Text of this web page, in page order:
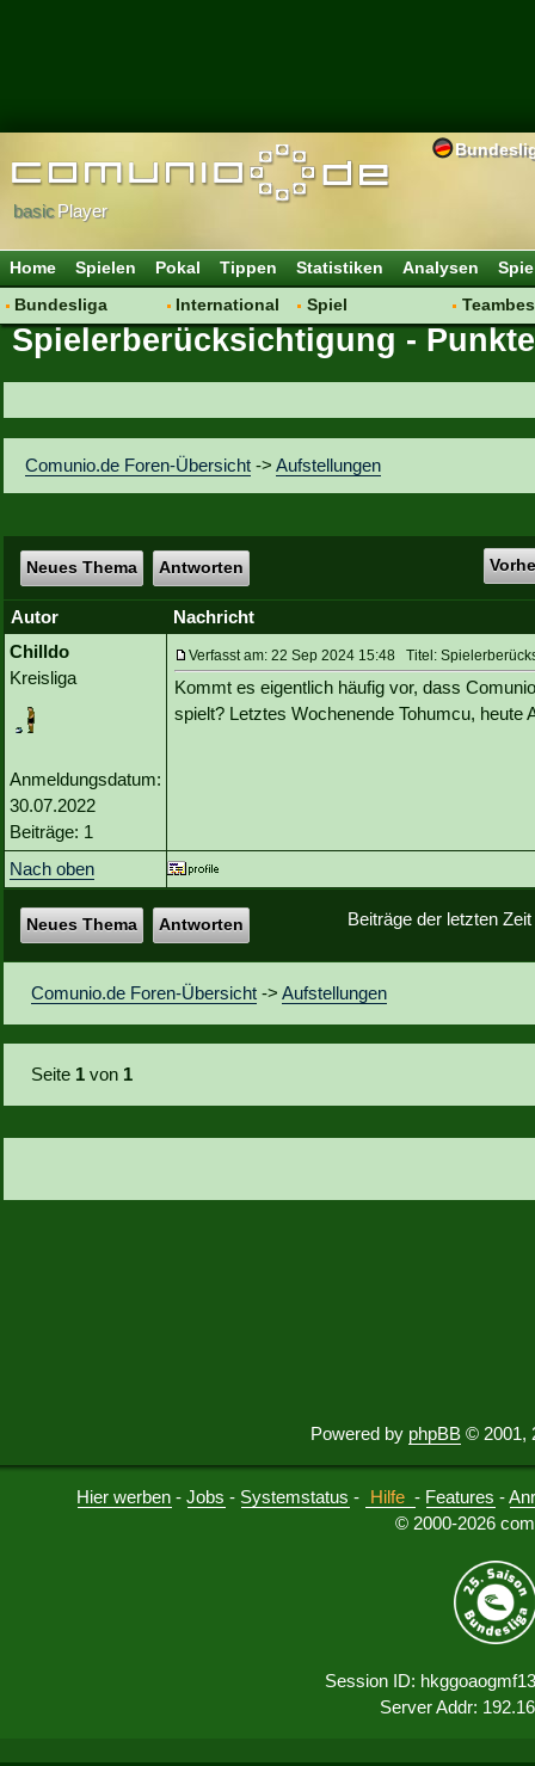
basicPlayer
Home Spielen Pokal Tippen Statistiken Analysen
Bundesliga
Hot News
Vereinsdiskussion
Vereinsfragen
International
Vereine
Spiel
Regeln & Tipps
Spielerberücksichtigung -
Comunio.de Foren-Übersicht ->Aufstellungen
Neues Thema Antworten
Autor
Nachricht
Chilldo
Kreisliga
Anmeldungsdatum:
30.07.2022
Beiträge: 1
Verfasst am: 22 Sep 2024 15:48 Titel:
Kommt es eigentlich häufig vor, dass
spielt? Letztes Wochenende Tohumcu, heute
Nach oben
Beiträge der letzten
Neues Thema Antworten
Comunio.de Foren-Übersicht ->Aufstellungen
Seite 1 von 1
Powered by phpBB © 2001,
Hier werben -Jobs - Systemstatus - Hilfe - Features -
© 2000-2026
Session ID:
Server Addr: